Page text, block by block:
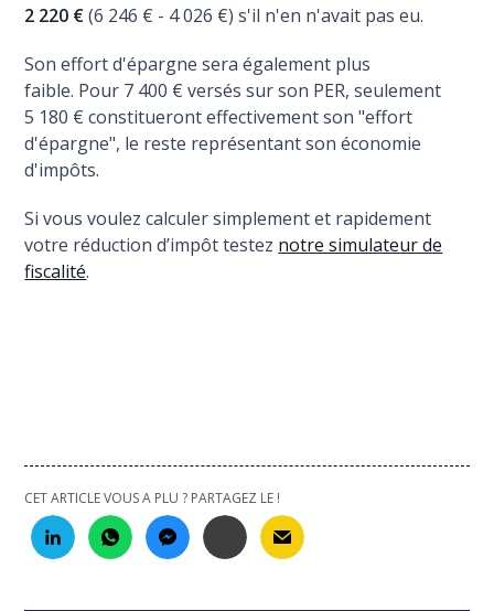
2 220 €(6 246 € - 4 026 €) s'il n'en n'avait pas eu.
Son effort d'épargne sera également plus
faible. Pour 7 400 € versés sur son PER, seulement
5 180 € constitueront effectivement son "effort
d'épargne", le reste représentant son économie
d'impôts.
Si vous voulez calculer simplement et rapidement
votre réduction d’impôt testez notre simulateur de
fiscalité.
CET ARTICLE VOUS A PLU ? PARTAGEZ LE !